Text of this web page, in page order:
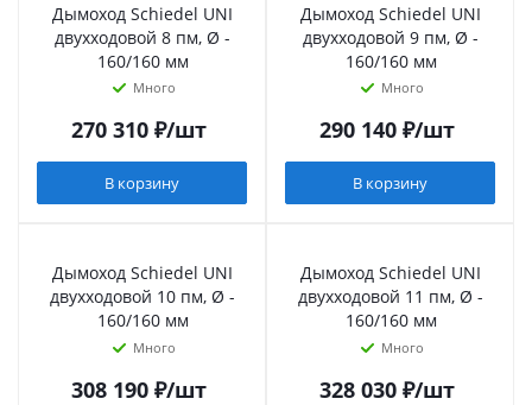
Дымоход Schiedel UNI
двухходовой 8 пм, Ø -
160/160 мм
Много
270 310₽/шт
В корзину
Дымоход Schiedel UNI
двухходовой 9 пм, Ø -
160/160 мм
Много
290 140₽/шт
В корзину
Дымоход Schiedel UNI
двухходовой 10 пм, Ø -
160/160 мм
Много
308 190₽/шт
Дымоход Schiedel UNI
двухходовой 11 пм, Ø -
160/160 мм
Много
328 030₽/шт